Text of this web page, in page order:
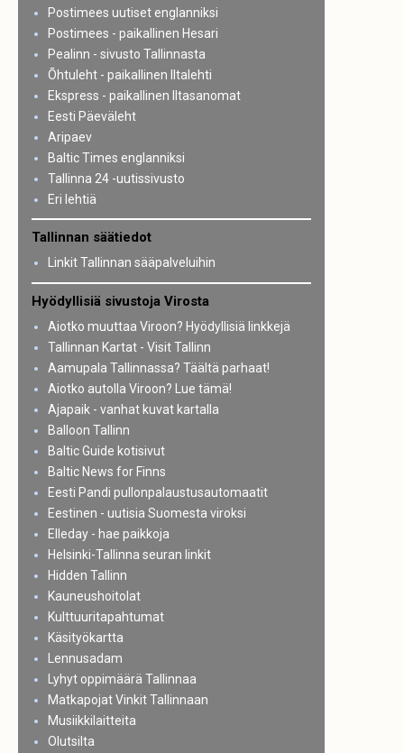
Postimees uutiset englanniksi
Postimees - paikallinen Hesari
Pealinn - sivusto Tallinnasta
Õhtuleht - paikallinen Iltalehti
Ekspress - paikallinen Iltasanomat
Eesti Päeväleht
Aripaev
Baltic Times englanniksi
Tallinna 24 -uutissivusto
Eri lehtiä
Tallinnan säätiedot
Linkit Tallinnan sääpalveluihin
Hyödyllisiä sivustoja Virosta
Aiotko muuttaa Viroon? Hyödyllisiä linkkejä
Tallinnan Kartat - Visit Tallinn
Aamupala Tallinnassa? Täältä parhaat!
Aiotko autolla Viroon? Lue tämä!
Ajapaik - vanhat kuvat kartalla
Balloon Tallinn
Baltic Guide kotisivut
Baltic News for Finns
Eesti Pandi pullonpalaustusautomaatit
Eestinen - uutisia Suomesta viroksi
Elleday - hae paikkoja
Helsinki-Tallinna seuran linkit
Hidden Tallinn
Kauneushoitolat
Kulttuuritapahtumat
Käsityökartta
Lennusadam
Lyhyt oppimäärä Tallinnaa
Matkapojat Vinkit Tallinnaan
Musiikkilaitteita
Olutsilta